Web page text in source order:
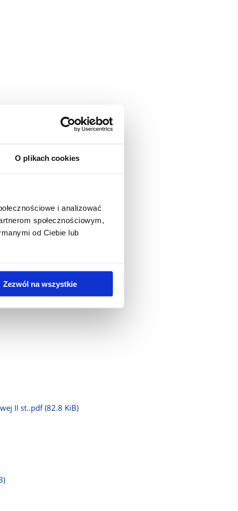
O plikach cookies
i analizować
społecznościowym,
od Ciebie lub
Zezwól na wszystkie
(90.3 KiB)
II st..pdf (82.8 KiB)